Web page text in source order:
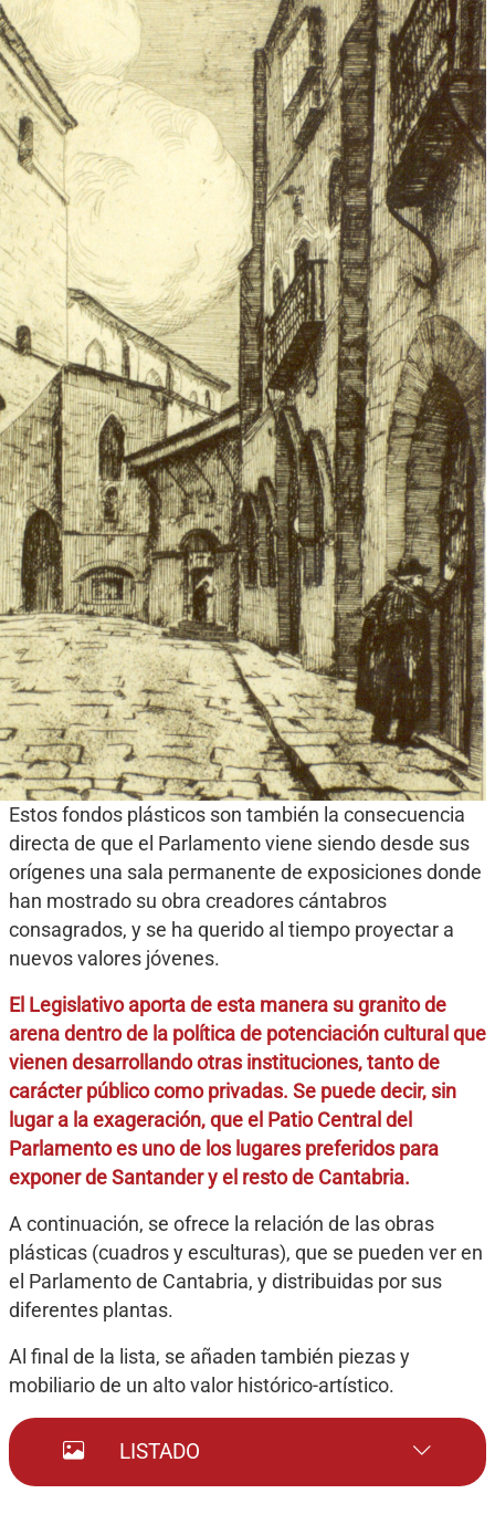
Estos fondos plásticos son también la consecuencia
directa de que el Parlamento viene siendo desde sus
orígenes una sala permanente de exposiciones donde
han mostrado su obra creadores cántabros
consagrados, y se ha querido al tiempo proyectar a
nuevos valores jóvenes.
El Legislativo aporta de esta manera su granito de
arena dentro de la política de potenciación cultural que
vienen desarrollando otras instituciones, tanto de
carácter público como privadas. Se puede decir, sin
lugar a la exageración, que el Patio Central del
Parlamento es uno de los lugares preferidos para
exponer de Santander y el resto de Cantabria.
A continuación, se ofrece la relación de las obras
plásticas (cuadros y esculturas), que se pueden ver en
el Parlamento de Cantabria, y distribuidas por sus
diferentes plantas.
Al final de la lista, se añaden también piezas y
mobiliario de un alto valor histórico-artístico.
LISTADO